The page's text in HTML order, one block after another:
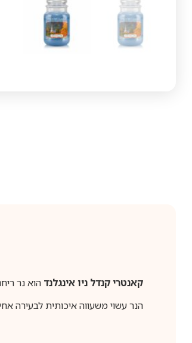
קאנטרי קנדל ניו אינגלנד הוא נר
הנר עשוי משעווה איכותית לבעירה